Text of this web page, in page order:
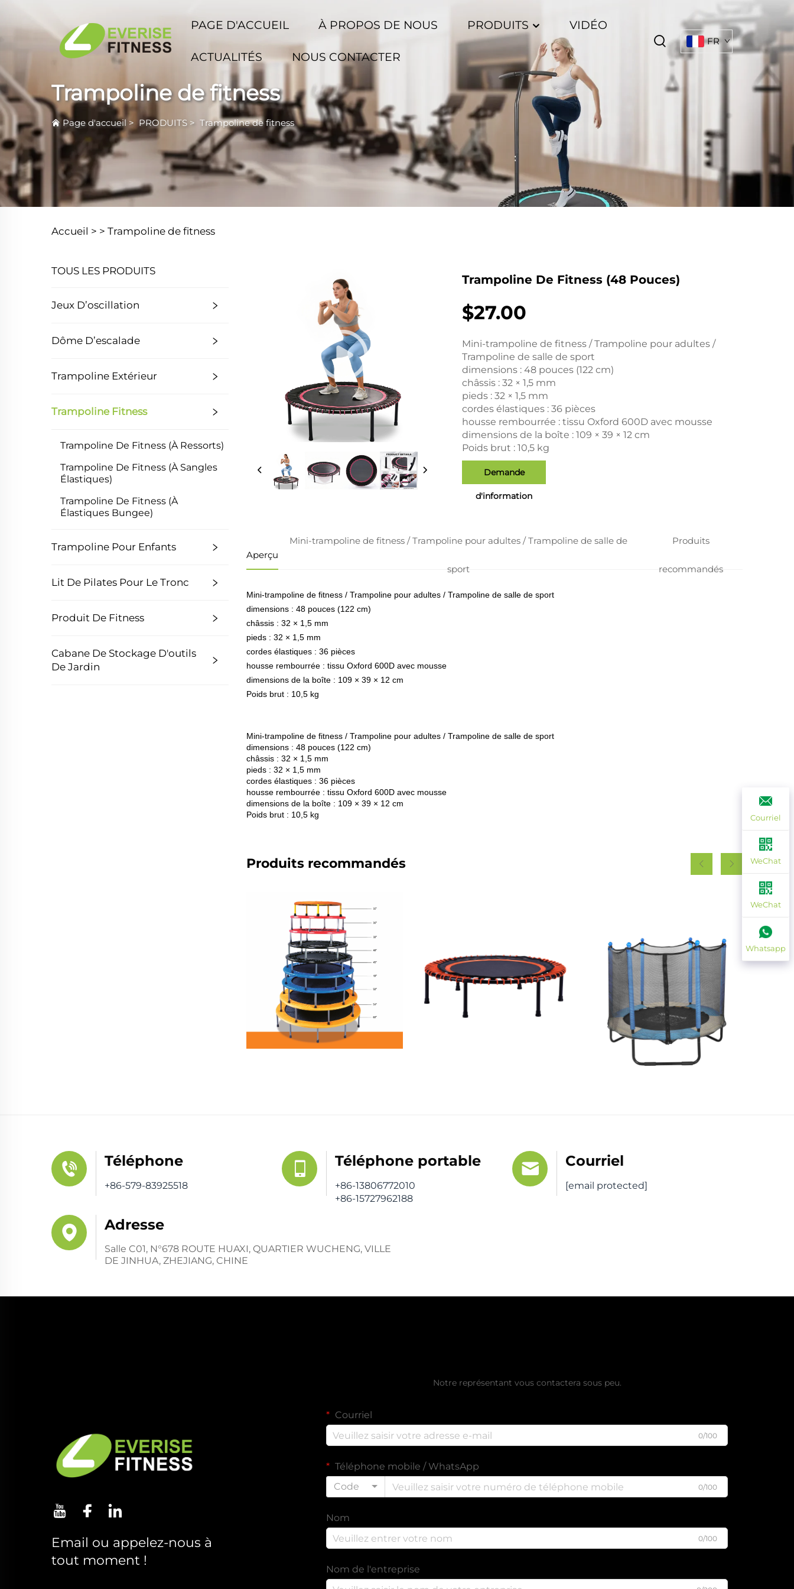
PAGE D'ACCUEIL À PROPOS DE NOUS PRODUITS VIDÉO
ACTUALITÉS NOUS CONTACTER
FR
Trampoline de fitness
Page d'accueil > PRODUITS > Trampoline de fitness
Accueil > > Trampoline de fitness
TOUS LES PRODUITS
Jeux D’oscillation
Dôme D’escalade
Trampoline Extérieur
Trampoline Fitness
Trampoline De Fitness (à Ressorts)
Trampoline De Fitness (à Sangles
Élastiques)
Trampoline De Fitness (à
Élastiques Bungee)
Trampoline Pour Enfants
Lit De Pilates Pour Le Tronc
Produit De Fitness
Cabane De Stockage D'outils
De Jardin
Trampoline De Fitness (48 Pouces)
$27.00
Mini-trampoline de fitness / Trampoline pour adultes /
Trampoline de salle de sport
dimensions : 48 pouces (122 cm)
châssis : 32 × 1,5 mm
pieds : 32 × 1,5 mm
cordes élastiques : 36 pièces
housse rembourrée : tissu Oxford 600D avec mousse
dimensions de la boîte : 109 × 39 × 12 cm
Poids brut : 10,5 kg
Demande
d'information
Aperçu
Mini-trampoline de fitness / Trampoline pour adultes / Trampoline de salle de
sport
Produits
recommandés
Mini-trampoline de fitness / Trampoline pour adultes / Trampoline de salle de sport
dimensions : 48 pouces (122 cm)
châssis : 32 × 1,5 mm
pieds : 32 × 1,5 mm
cordes élastiques : 36 pièces
housse rembourrée : tissu Oxford 600D avec mousse
dimensions de la boîte : 109 × 39 × 12 cm
Poids brut : 10,5 kg
Mini-trampoline de fitness / Trampoline pour adultes / Trampoline de salle de sport
dimensions : 48 pouces (122 cm)
châssis : 32 × 1,5 mm
pieds : 32 × 1,5 mm
cordes élastiques : 36 pièces
housse rembourrée : tissu Oxford 600D avec mousse
dimensions de la boîte : 109 × 39 × 12 cm
Poids brut : 10,5 kg
Produits recommandés
Courriel
WeChat
WeChat
Whatsapp
Téléphone
+86-579-83925518
Téléphone portable
+86-13806772010
+86-15727962188
Courriel
[email protected]
Adresse
Salle C01, N°678 ROUTE HUAXI, QUARTIER WUCHENG, VILLE
DE JINHUA, ZHEJIANG, CHINE
Email ou appelez-nous à
tout moment !
Notre représentant vous contactera sous peu.
Courriel
0/100
Téléphone mobile / WhatsApp
Code
0/100
Nom
0/100
Nom de l'entreprise